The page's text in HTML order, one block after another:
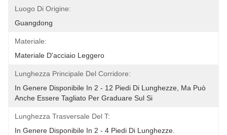
Luogo Di Origine:
Guangdong
Materiale:
Materiale D'acciaio Leggero
Lunghezza Principale Del Corridore:
In Genere Disponibile In 2 - 12 Piedi Di Lunghezze, Ma Può
Anche Essere Tagliato Per Graduare Sul Si
Lunghezza Trasversale Del T:
In Genere Disponibile In 2 - 4 Piedi Di Lunghezze.